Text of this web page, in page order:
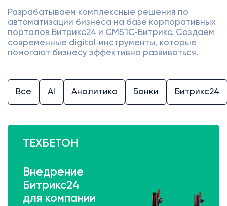
Разрабатываем комплексные решения по
автоматизации бизнеса на базе корпоративных
порталов Битрикс24 и CMS 1С‑Битрикс. Создаем
современные digital‑инструменты, которые
помогают бизнесу эффективно развиваться.
Все AI Аналитика Банки Битрикс24
ТЕХБЕТОН
Внедрение
Битрикс24
для компании